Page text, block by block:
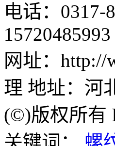
电话：0317-
15720485993
网址：http://
理 地址：河
(©)版权所有
关键词： 螺